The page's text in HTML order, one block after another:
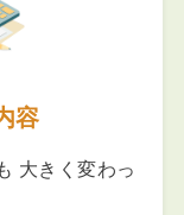
容
大きく変わっ